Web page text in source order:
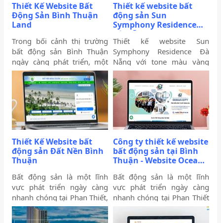
Thiết Kế Website Bất
Động Sản Bình Thuận
Land
Trong bối cảnh thị trường
bất động sản Bình Thuận
ngày càng phát triển, một
website chuyên nghiệp
không chỉ giúp doanh
nghiệp nâng cao thương
hiệu mà còn thu hút khách
hàng tiềm năng. Thiết Kế
Website Biển Vàng mang
Bình Thuận Land, giúp
doanh nghiệp tiếp cận
khách hàng nhanh chóng,
chuyên nghiệp và hiệu quả.
Thiết kế website bất
động sản Sun
Symphony Residence
Đà Nẵng
Thiết kế website Sun
Symphony Residence Đà
Nẵng với tone màu vàng
nhạt nhẹ gradient sang
trắng nhẹ nhàng tạo cảm
giác hài hoàn, và ấn tượng
cho khách hàng khi xem
website. Website trình bày
đầy đủ thông tin giới thiệu
tổng quan dự án, lợi ích khi
đầu tư dự án,... Với hình
ảnh chất lượng cao, thiết kế
bắt mắt và tốc độ tải nhanh
sẽ giúp website của bạn giữ
chân khách hàng lâu hơn và
Thiết Kế Website bất
động sản Đất Nền Bình
Thuận
Bất động sản là một lĩnh
vực phát triển ngày càng
nhanh chóng tại Phan Thiết,
Bình Thuận nói chung và
Việt Nam nói riêng, mặc dù
Công ty thiết kế website
bất động sản tại Bình
Thuận - Website Ocean
Bất động sản là một lĩnh
vực phát triển ngày càng
nhanh chóng tại Phan Thiết
Bình Thuận nói chung và
Việt Nam nói riêng, mặc dù